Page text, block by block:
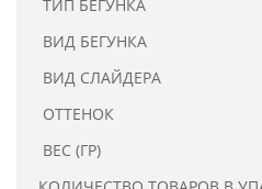
ТИП БЕГУНКА
ВИД БЕГУНКА
ВИД СЛАЙДЕРА
ОТТЕНОК
ВЕС (ГР)
Ушковые
Шторные
Цепочки шарики с замком
Ткани
Шнуры
Элементы декора